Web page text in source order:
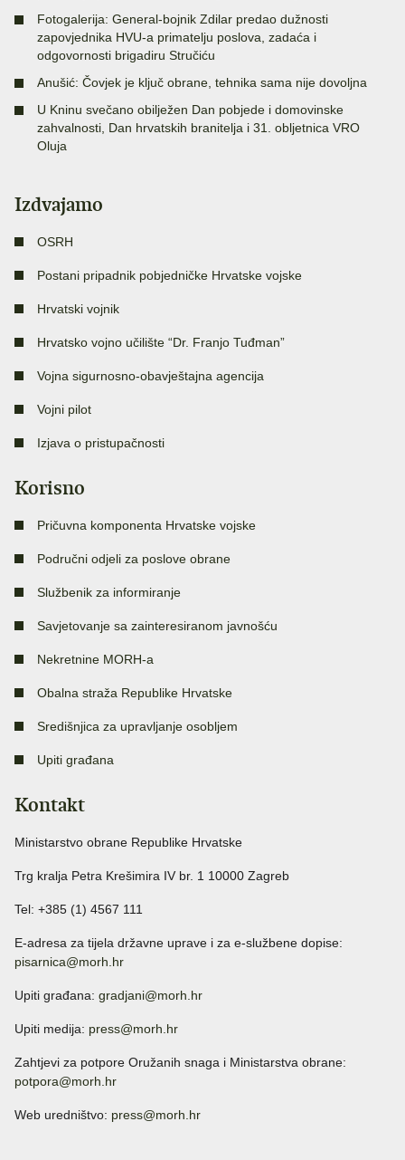
Fotogalerija: General-bojnik Zdilar predao dužnosti
zapovjednika HVU-a primatelju poslova, zadaća i
odgovornosti brigadiru Stručiću
Anušić: Čovjek je ključ obrane, tehnika sama nije dovoljna
U Kninu svečano obilježen Dan pobjede i domovinske
zahvalnosti, Dan hrvatskih branitelja i 31. obljetnica VRO
Oluja
Izdvajamo
OSRH
Postani pripadnik pobjedničke Hrvatske vojske
Hrvatski vojnik
Hrvatsko vojno učilište “Dr. Franjo Tuđman”
Vojna sigurnosno-obavještajna agencija
Vojni pilot
Izjava o pristupačnosti
Korisno
Pričuvna komponenta Hrvatske vojske
Područni odjeli za poslove obrane
Službenik za informiranje
Savjetovanje sa zainteresiranom javnošću
Nekretnine MORH-a
Obalna straža Republike Hrvatske
Središnjica za upravljanje osobljem
Upiti građana
Kontakt
Ministarstvo obrane Republike Hrvatske
Trg kralja Petra Krešimira IV br. 1 10000 Zagreb
Tel: +385 (1) 4567 111
E-adresa za tijela državne uprave i za e-službene dopise:
pisarnica@morh.hr
Upiti građana: gradjani@morh.hr
Upiti medija: press@morh.hr
Zahtjevi za potpore Oružanih snaga i Ministarstva obrane:
potpora@morh.hr
Web uredništvo: press@morh.hr